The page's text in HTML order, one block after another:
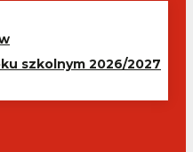
szkolnym 2026/2027